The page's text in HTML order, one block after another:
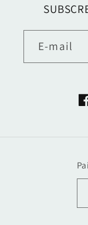
E-mail